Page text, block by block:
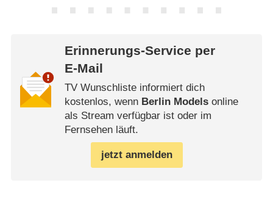
Erinnerungs-Service per
E-Mail
TV Wunschliste informiert dich
kostenlos, wenn Berlin Modelsonline
als Stream verfügbar ist oder im
Fernsehen läuft.
jetzt anmelden